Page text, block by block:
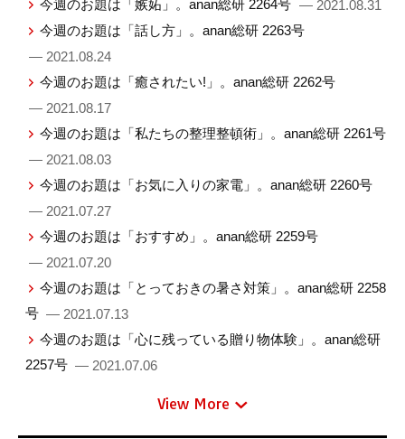
今週のお題は「嫉妬」。anan総研 2264号 — 2021.08.31
今週のお題は「話し方」。anan総研 2263号
— 2021.08.24
今週のお題は「癒されたい!」。anan総研 2262号
— 2021.08.17
今週のお題は「私たちの整理整頓術」。anan総研 2261号
— 2021.08.03
今週のお題は「お気に入りの家電」。anan総研 2260号
— 2021.07.27
今週のお題は「おすすめ」。anan総研 2259号
— 2021.07.20
今週のお題は「とっておきの暑さ対策」。anan総研 2258
号 — 2021.07.13
今週のお題は「心に残っている贈り物体験」。anan総研
2257号 — 2021.07.06
View More